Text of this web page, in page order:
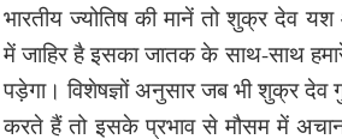
भारतीय ज्योतिष की मानें तो शुक्र देव
में जाहिर है इसका जातक के साथ-साथ
पड़ेगा। विशेषज्ञों अनुसार जब भी शुक्र देव
करते हैं तो इसके प्रभाव से मौसम में